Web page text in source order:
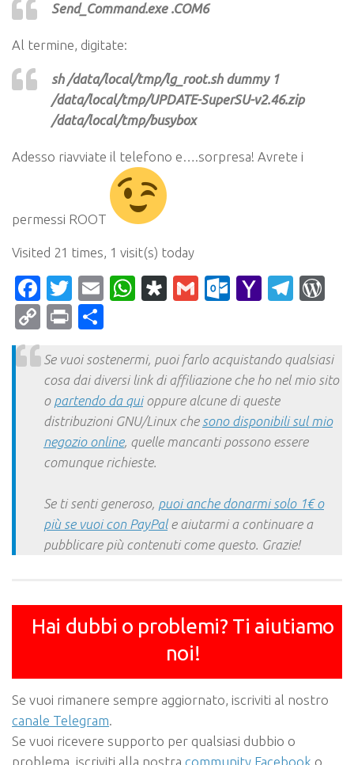
Send_Command.exe .COM6
Al termine, digitate:
sh /data/local/tmp/lg_root.sh dummy 1
/data/local/tmp/UPDATE-SuperSU-v2.46.zip
/data/local/tmp/busybox
Adesso riavviate il telefono e….sorpresa! Avrete i
permessi ROOT
Visited 21 times, 1 visit(s) today
Facebook
Twitter
EmailWhatsApp
Diaspora
Gmail Yahoo
CopyPrint
Se vuoi sostenermi, puoi farlo acquistando qualsiasi
cosa dai diversi link di affiliazione che ho nel mio sito
o partendo da quioppure alcune di queste
distribuzioni GNU/Linux che sono disponibili sul mio
negozio online, quelle mancanti possono essere
comunque richieste.
Se ti senti generoso, puoi anche donarmi solo 1€ o
più se vuoi con PayPale aiutarmi a continuare a
pubblicare più contenuti come questo. Grazie!
Hai dubbi o problemi? Ti aiutiamo
noi!
Se vuoi rimanere sempre aggiornato, iscriviti al nostro
canale Telegram.
Se vuoi ricevere supporto per qualsiasi dubbio o
problema, iscriviti alla nostra community Facebook o